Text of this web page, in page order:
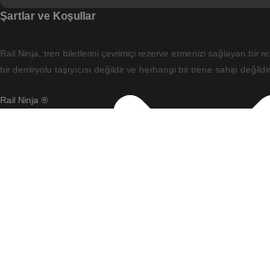
Budapeşte Viyana Treni
Busan Cheonan(Asan) Treni
Rail Ninja ®
Rail Ninja, tren biletlerini çevrimiçi rezerve etmenizi sağlayan bir
bir demiryolu taşıyıcısı değildir ve herhangi bir trene sahip
Şartlar ve Koşullar